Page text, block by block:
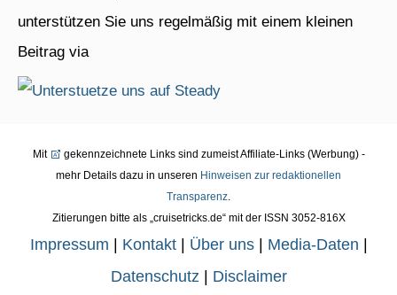
unterstützen Sie uns regelmäßig mit einem kleinen
Beitrag via
Mit
gekennzeichnete Links sind zumeist Affiliate-Links (Werbung) -
mehr Details dazu in unseren Hinweisen zur redaktionellen
Transparenz
Zitierungen bitte als „cruisetricks.de“ mit der ISSN 3052-816X
Impressum | Kontakt| Über uns| Media-Daten |
Datenschutz | Disclaimer